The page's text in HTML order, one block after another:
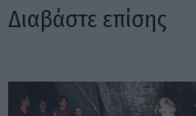
Διαβάστε επίσης